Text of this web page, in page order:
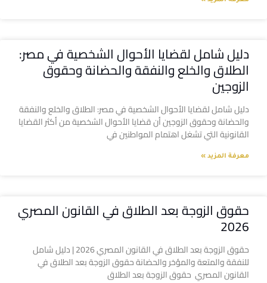
دليل شامل لقضايا الأحوال الشخصية في مصر:
الطلاق والخلع والنفقة والحضانة وحقوق
الزوجين
دليل شامل لقضايا الأحوال الشخصية في مصر: الطلاق والخلع والنفقة
والحضانة وحقوق الزوجين أن قضايا الأحوال الشخصية من أكثر القضايا
القانونية التي تشغل اهتمام المواطنين في
معرفة المزيد »
حقوق الزوجة بعد الطلاق في القانون المصري
2026
حقوق الزوجة بعد الطلاق في القانون المصري 2026 | دليل شامل
للنفقة والمتعة والمؤخر والحضانة حقوق الزوجة بعد الطلاق في
القانون المصري حقوق الزوجة بعد الطلاق